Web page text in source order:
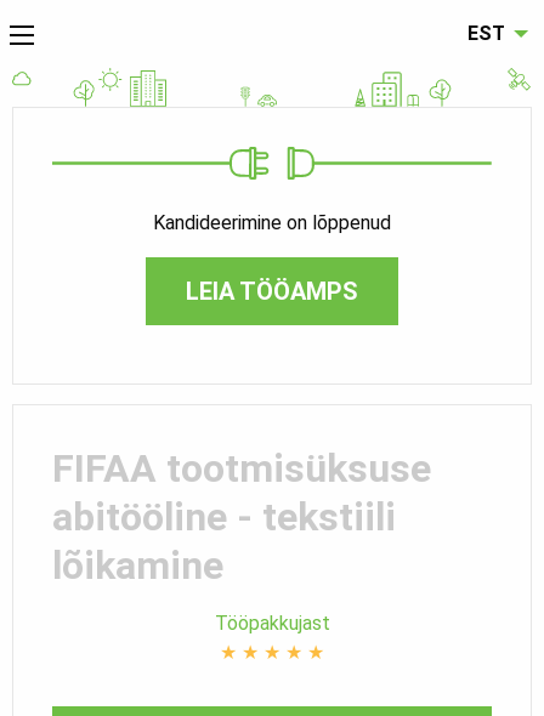
EST
Kandideerimine on lõppenud
LEIA TÖÖAMPS
FIFAA tootmisüksuse
abitööline - tekstiili
lõikamine
Tööpakkujast
★ ★ ★ ★ ★